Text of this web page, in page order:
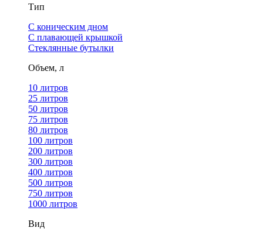
Тип
С коническим дном
С плавающей крышкой
Стеклянные бутылки
Объем, л
10 литров
25 литров
50 литров
75 литров
80 литров
100 литров
200 литров
300 литров
400 литров
500 литров
750 литров
1000 литров
Вид